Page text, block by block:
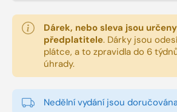
Dárek, nebo sleva jsou
předplatitele. Dárky jsou
plátce, a to zpravidla do 6
úhrady.
Nedělní vydání jsou